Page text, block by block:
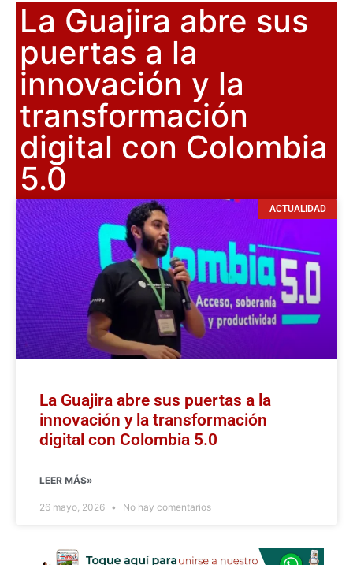
La Guajira abre sus
puertas a la
innovación y la
transformación
digital con Colombia
5.0
ACTUALIDAD
La Guajira abre sus puertas a la
innovación y la transformación
digital con Colombia 5.0
LEER MÁS»
26 mayo, 2026 No hay comentarios